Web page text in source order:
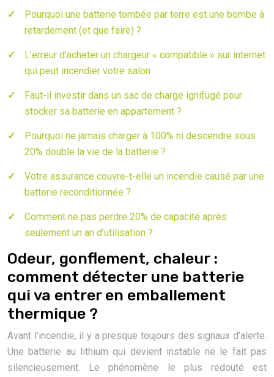
Pourquoi une batterie tombée par terre est une bombe à
retardement (et que faire) ?
L’erreur d’acheter un chargeur « compatible » sur internet
qui peut incendier votre salon
Faut-il investir dans un sac de charge ignifugé pour
stocker sa batterie en appartement ?
Pourquoi ne jamais charger à 100% ni descendre sous
20% double la vie de la batterie ?
Votre assurance couvre-t-elle un incendie causé par une
batterie reconditionnée ?
Comment ne pas perdre 20% de capacité après
seulement un an d’utilisation ?
Odeur, gonflement, chaleur :
comment détecter une batterie
qui va entrer en emballement
thermique ?
Avant l’incendie, il y a presque toujours des signaux d’alerte.
Une batterie au lithium qui devient instable ne le fait pas
silencieusement. Le phénomène le plus redouté est